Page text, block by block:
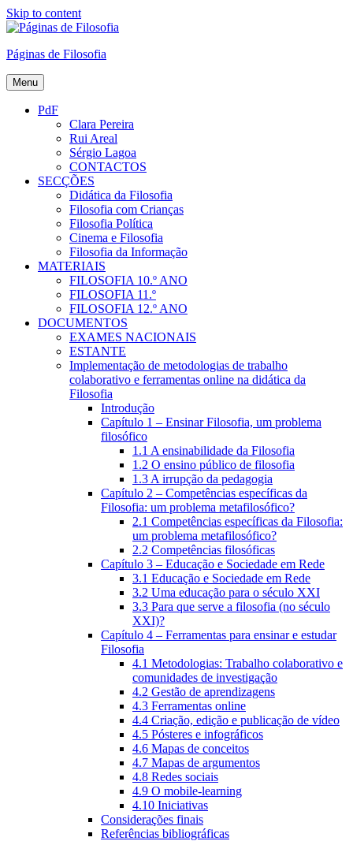
Skip to content
Páginas de Filosofia
Menu
PdF
Clara Pereira
Rui Areal
Sérgio Lagoa
CONTACTOS
SECÇÕES
Didática da Filosofia
Filosofia com Crianças
Filosofia Política
Cinema e Filosofia
Filosofia da Informação
MATERIAIS
FILOSOFIA 10.º ANO
FILOSOFIA 11.º
FILOSOFIA 12.º ANO
DOCUMENTOS
EXAMES NACIONAIS
ESTANTE
Implementação de metodologias de trabalho
colaborativo e ferramentas online na didática da
Filosofia
Introdução
Capítulo 1 – Ensinar Filosofia, um problema
filosófico
1.1 A ensinabilidade da Filosofia
1.2 O ensino público de filosofia
1.3 A irrupção da pedagogia
Capítulo 2 – Competências específicas da
Filosofia: um problema metafilosófico?
2.1 Competências específicas da Filosofia:
um problema metafilosófico?
2.2 Competências filosóficas
Capítulo 3 – Educação e Sociedade em Rede
3.1 Educação e Sociedade em Rede
3.2 Uma educação para o século XXI
3.3 Para que serve a filosofia (no século
XXI)?
Capítulo 4 – Ferramentas para ensinar e estudar
Filosofia
4.1 Metodologias: Trabalho colaborativo e
comunidades de investigação
4.2 Gestão de aprendizagens
4.3 Ferramentas online
4.4 Criação, edição e publicação de vídeo
4.5 Pósteres e infográficos
4.6 Mapas de conceitos
4.7 Mapas de argumentos
4.8 Redes sociais
4.9 O mobile-learning
4.10 Iniciativas
Considerações finais
Referências bibliográficas